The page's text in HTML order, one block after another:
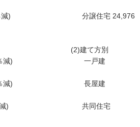
％減) 分譲住宅 24,976
(表3) (2)建て方別
(11.4％減) 一戸建
(35.4％減) 長屋建
(7.9％減) 共同住宅